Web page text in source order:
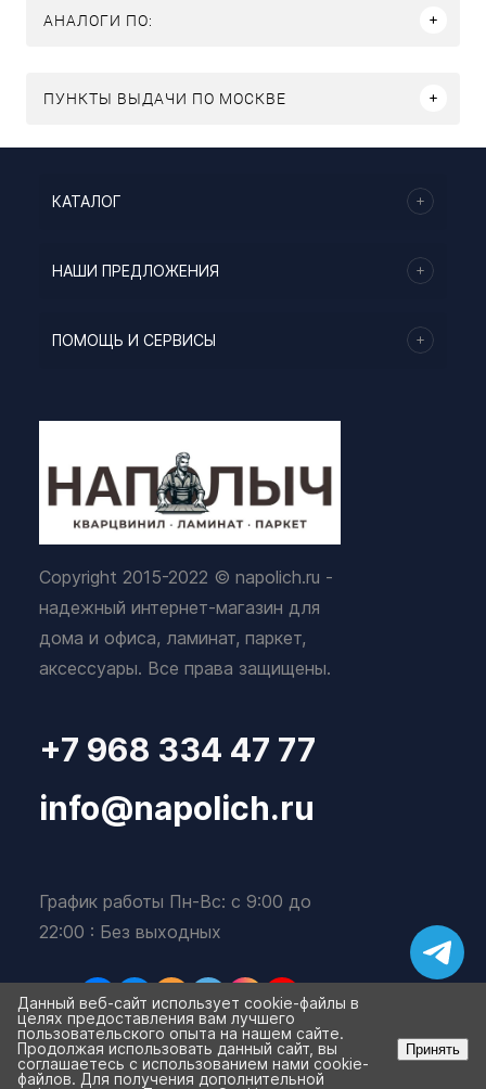
АНАЛОГИ ПО:
ПУНКТЫ ВЫДАЧИ ПО МОСКВЕ
КАТАЛОГ
НАШИ ПРЕДЛОЖЕНИЯ
ПОМОЩЬ И СЕРВИСЫ
Copyright 2015-2022 © napolich.ru -
надежный интернет-магазин для
дома и офиса, ламинат, паркет,
аксессуары. Все права защищены.
+7 968 334 47 77
info@napolich.ru
График работы Пн-Вс: с 9:00 до
22:00 : Без выходных
Данный веб-сайт использует cookie-файлы в
целях предоставления вам лучшего
пользовательского опыта на нашем сайте.
Продолжая использовать данный сайт, вы
соглашаетесь с использованием нами cookie-
файлов. Для получения дополнительной
Принять